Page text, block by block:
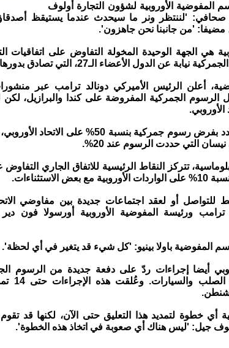
المفوضية الأوروبية لشؤون التجارة أولوف
'لننتظر ونر ما سيحدث عندما يستيقظ
مضيفا: 'من جانبنا نحن جاهزون'.
هي الجهة الوحيدة المخولة التفاوض على اتفاقيات
عن الدول الأعضاء الـ27، التي تصادق بدورها على هذه القرارات.
أعلن الرئيس الأميركي دونالد ترامب عبر
الجمركية المفروضة على كندا والبرازيل،
الأوروبي.
وكان ترامب قد هدد بفرض رسوم جمركية بنسبة
التي حددت الرسوم عند 20%.
تتركز النقاط الرئيسية للاتفاق الجاري
للتواصل أو لعقد اجتماعات جديدة بين مفاوضي
ترامب ورئيسة المفوضية الأوروبية أورسولا فون
المفوضية باولا بينيو: 'كل شيء قد يتغير في أي لحظة'.
أيضا إجراءات ردّ على دفعة جديدة من الرسوم
أي خطوة لتمديد هذا التعليق حتى الآن، لكنها قد
جيل: 'ليس هناك أي صعوبة في اتخاذ هذه الخطوة'.